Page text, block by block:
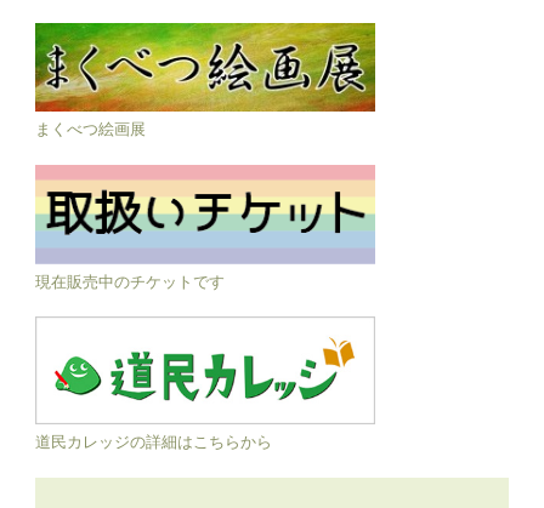
まくべつ絵画展
現在販売中のチケットです
道民カレッジの詳細はこちらから